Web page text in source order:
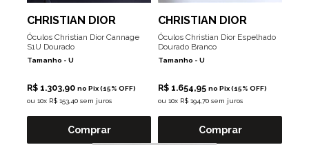
CHRISTIAN DIOR
Óculos Christian Dior Cannage
S1U Dourado
Tamanho - U
R$ 1.303,90 no Pix (15% OFF)
ou 10x R$ 153,40 sem juros
Comprar
CHRISTIAN DIOR
Óculos Christian Dior Espelhado
Dourado Branco
Tamanho - U
R$ 1.654,95 no Pix (15% OFF)
ou 10x R$ 194,70 sem juros
Comprar